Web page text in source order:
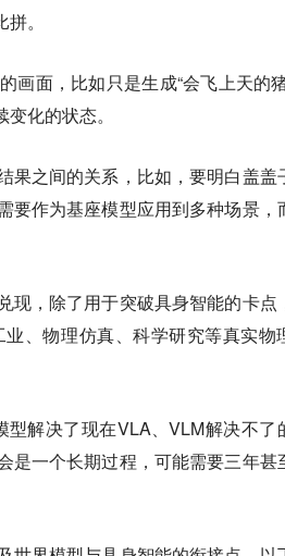
。
画面，比如只是生成“会飞上天的猪
化的状态。
果之间的关系，比如，要明白盖盖
要作为基座模型应用到多种场景，
现，除了用于突破具身智能的卡点
、物理仿真、科学研究等真实物
解决了现在VLA、VLM解决不了
是一个长期过程，可能需要三年甚